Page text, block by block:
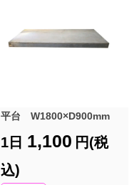
平台 W1800×D900mm
1日 1,100 円(税
込)